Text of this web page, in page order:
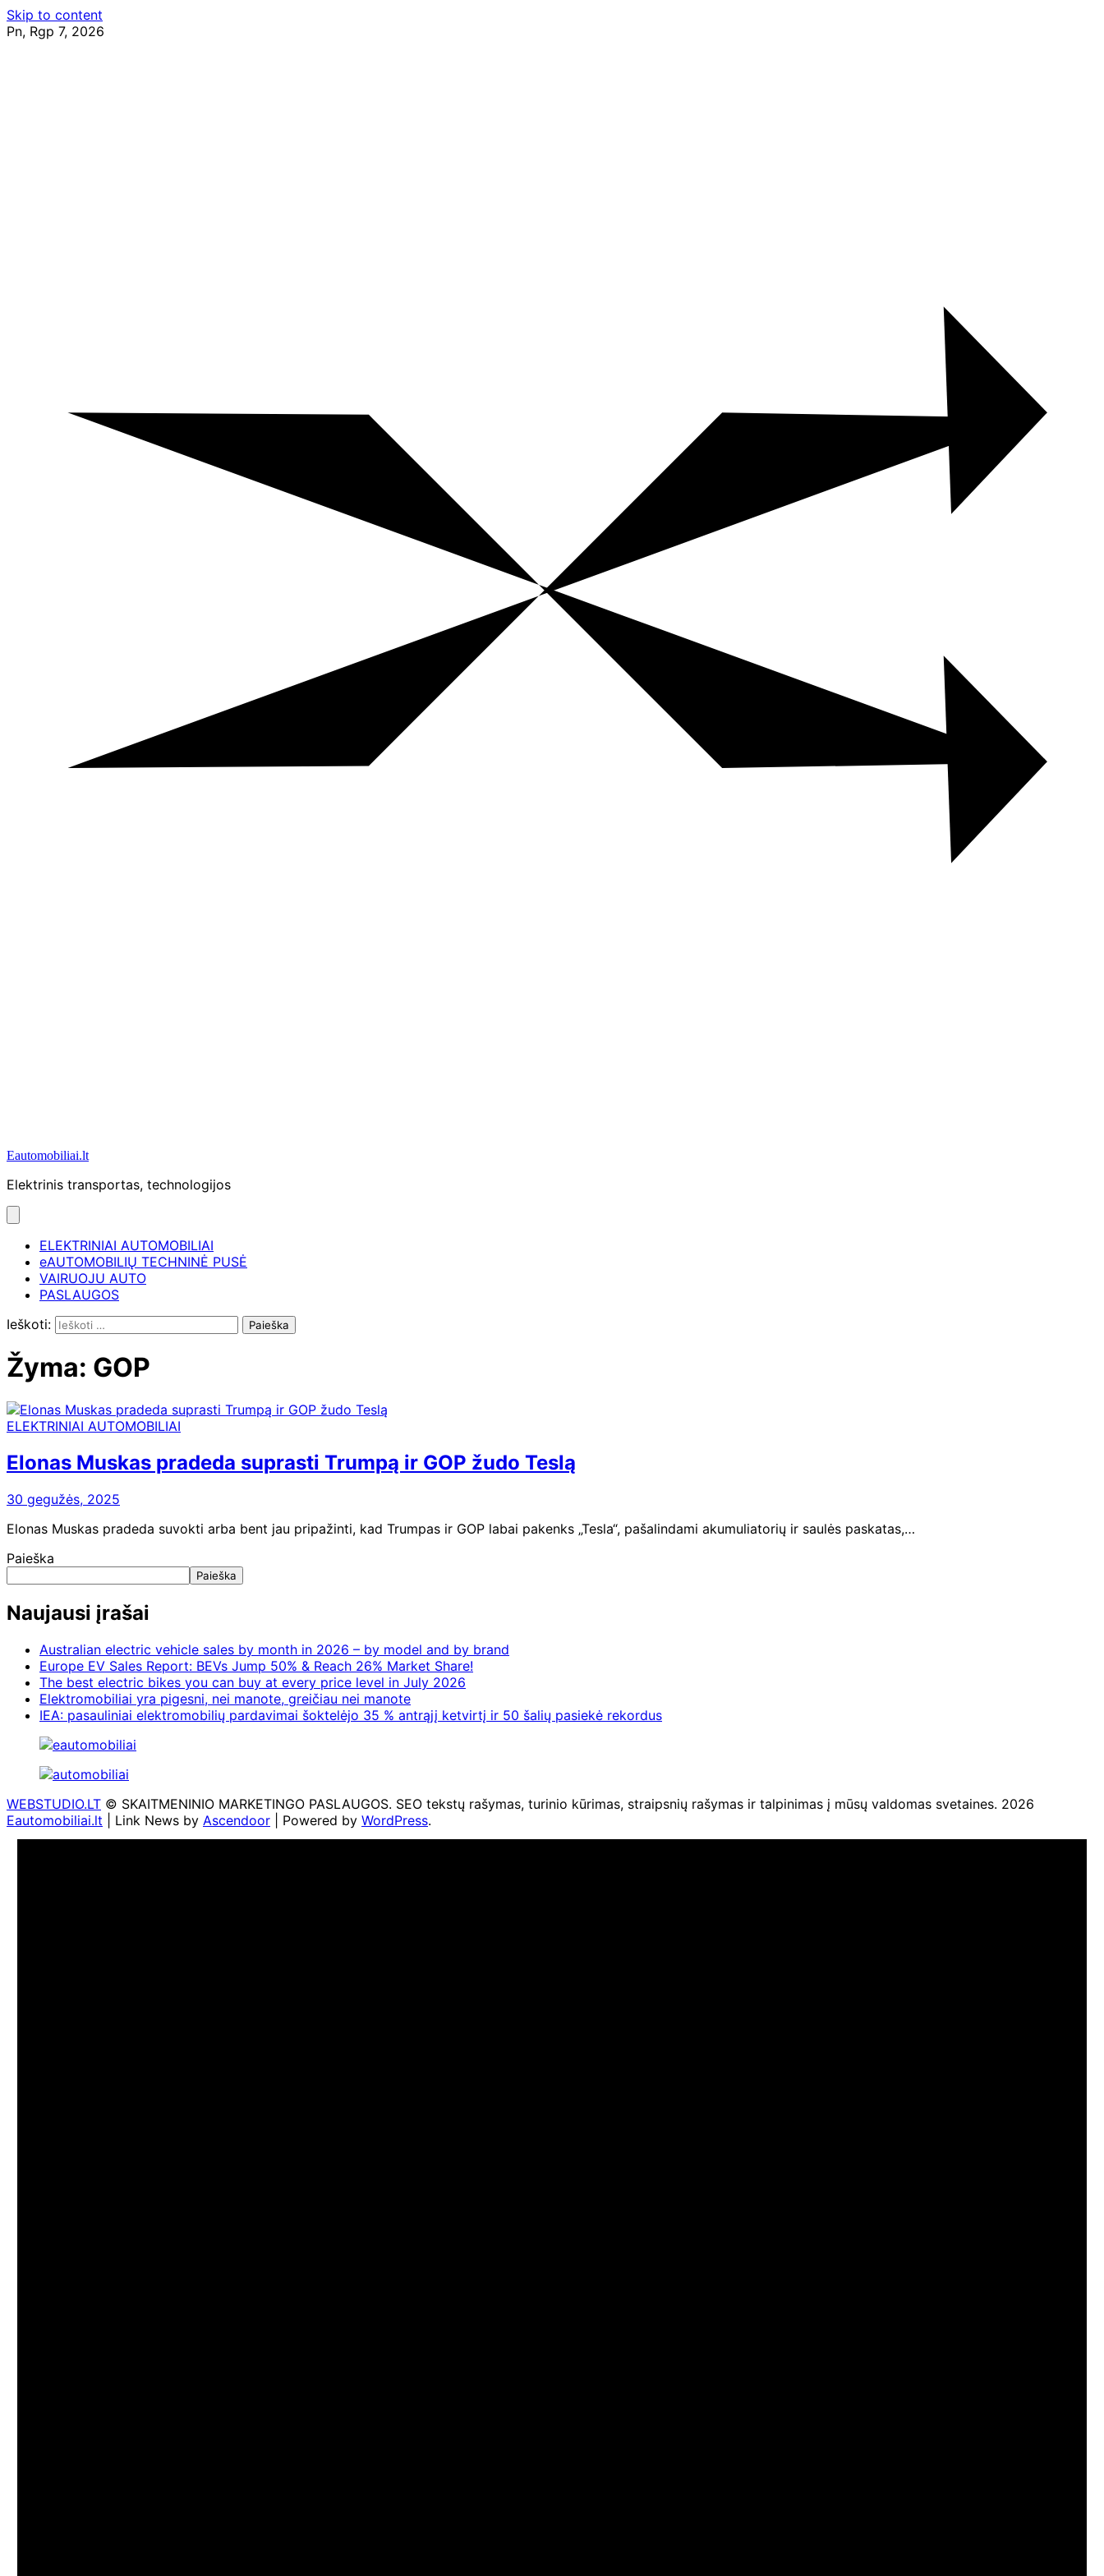
Skip to content
Pn, Rgp 7, 2026
Eautomobiliai.lt
Elektrinis transportas, technologijos
ELEKTRINIAI AUTOMOBILIAI
eAUTOMOBILIŲ TECHNINĖ PUSĖ
VAIRUOJU AUTO
PASLAUGOS
Ieškoti:
Žyma: GOP
ELEKTRINIAI AUTOMOBILIAI
Elonas Muskas pradeda suprasti Trumpą ir GOP žudo Teslą
30 gegužės, 2025
Elonas Muskas pradeda suvokti arba bent jau pripažinti, kad Trumpas ir GOP labai pakenks „Tesla“, pašalindami akumuliatorių ir saulės paskatas,…
Paieška
Paieška
Naujausi įrašai
Australian electric vehicle sales by month in 2026 – by model and by brand
Europe EV Sales Report: BEVs Jump 50% & Reach 26% Market Share!
The best electric bikes you can buy at every price level in July 2026
Elektromobiliai yra pigesni, nei manote, greičiau nei manote
IEA: pasauliniai elektromobilių pardavimai šoktelėjo 35 % antrąjį ketvirtį ir 50 šalių pasiekė rekordus
WEBSTUDIO.LT © SKAITMENINIO MARKETINGO PASLAUGOS. SEO tekstų rašymas, turinio kūrimas, straipsnių rašymas ir talpinimas į mūsų valdomas svetaines. 2026
Eautomobiliai.lt | Link News by Ascendoor | Powered by WordPress.